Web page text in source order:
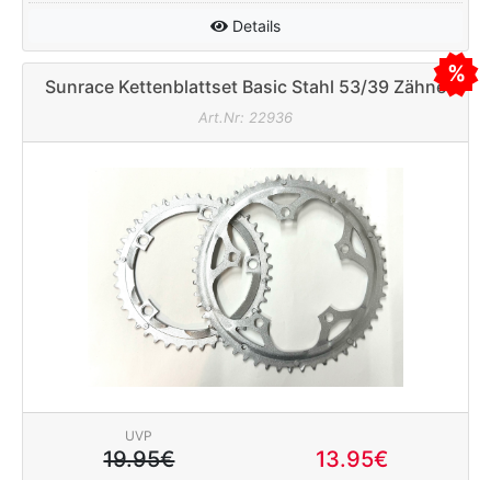
Details
Sunrace Kettenblattset Basic Stahl 53/39 Zähne
130mm silber
Art.Nr: 22936
UVP
19.95€ 13.95€